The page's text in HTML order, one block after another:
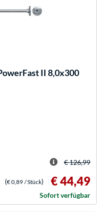
II 8,0x300
€ 126,99
(€ 0,89 / Stück) € 44,49
Sofort verfügbar